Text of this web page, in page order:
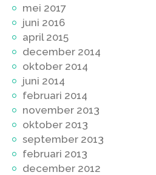
mei 2017
juni 2016
april 2015
december 2014
oktober 2014
juni 2014
februari 2014
november 2013
oktober 2013
september 2013
februari 2013
december 2012